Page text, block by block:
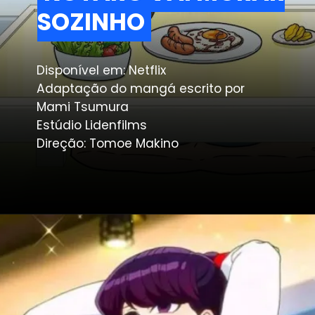
SOZINHO
SOZINHO
Disponível em: Netflix
Adaptação do mangá escrito por
Mami Tsumura
Estúdio Lidenfilms
Direção: Tomoe Makino
Opening